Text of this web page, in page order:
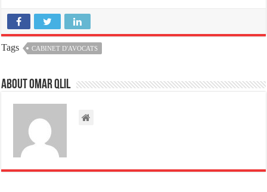
Tags CABINET D'AVOCATS
About omar qlil